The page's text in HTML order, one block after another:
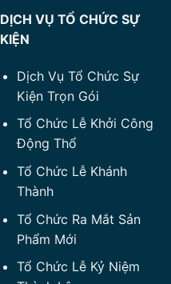
DỊCH VỤ TỔ CHỨC SỰ
KIỆN
Dịch Vụ Tổ Chức Sự
Kiện Trọn Gói
Tổ Chức Lễ Khởi Công
Động Thổ
Tổ Chức Lễ Khánh
Thành
Tổ Chức Ra Mắt Sản
Phẩm Mới
Tổ Chức Lễ Kỷ Niệm